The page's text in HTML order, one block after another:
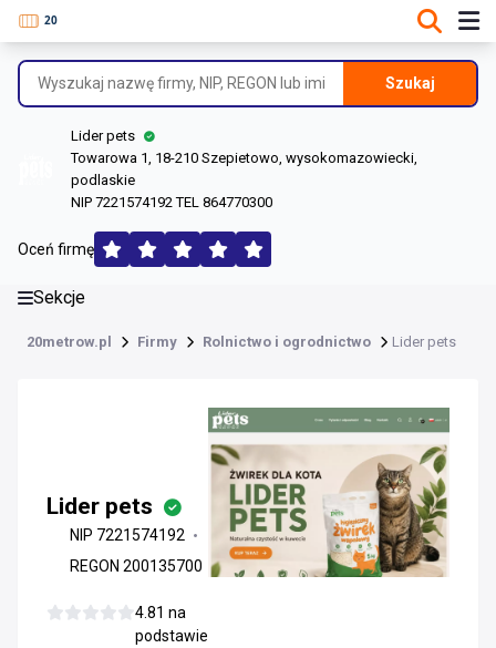
Szukaj
Lider pets
Towarowa 1, 18-210 Szepietowo, wysokomazowiecki,
podlaskie
NIP 7221574192 TEL 864770300
Oceń firmę
Sekcje
20metrow.pl Firmy Rolnictwo i ogrodnictwo Lider pets
Informacje o firmie
Dane rejestrowe
Lokalizacje
Opinie (100)
Lider pets
NIP 7221574192
REGON 200135700
4.81 na
podstawie